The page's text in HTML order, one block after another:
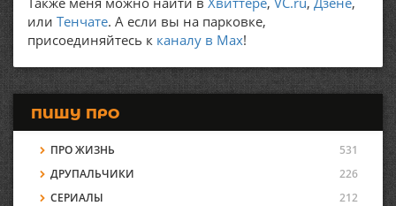
или Тенчате. А если вы на парковке,
присоединяйтесь к каналу в Max!
ПИШУ ПРО
ПРО ЖИЗНЬ
531
ДРУПАЛЬЧИКИ
226
СЕРИАЛЫ
212